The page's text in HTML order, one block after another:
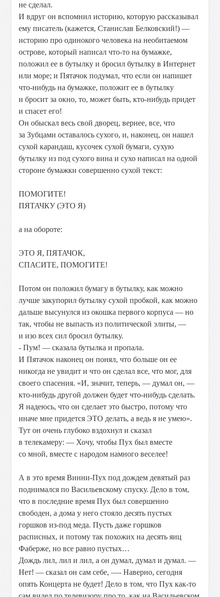
не сделал.
И вдруг он вспомнил историю, которую рассказывал
ему писатель (кажется, Станислав Белковский!) —
историю про одинокого человека на необитаемом
острове, который написал что-то на бумажке,
положил ее в бутылку и бросил бутылку в Интернет
или море; и Пятачок подумал, что если он напишет
что-нибудь на бумажке, положит ее в бутылку
и бросит за окно, то, может быть, кто-нибудь придет
и спасет его!
Он обыскал весь свой дворец, вернее, все, что
за Зубцами оставалось сухого, и, наконец, он нашел
сухой карандаш, кусочек сухой бумаги, сухую
бутылку из под сухого вина и сухо написал на одной
стороне бумажки совершенно сухой текст:
ПОМОГИТЕ!
ПЯТАЧКУ (ЭТО Я)
а на обороте:
ЭТО Я, ПЯТАЧОК,
СПАСИТЕ, ПОМОГИТЕ!
Потом он положил бумагу в бутылку, как можно
лучше закупорил бутылку сухой пробкой, как можно
дальше высунулся из окошка первого корпуса — но
так, чтобы не выпасть из политической элиты, —
и изо всех сил бросил бутылку.
- Пум! — сказала бутылка и пропала.
И Пятачок наконец он понял, что больше он ее
никогда не увидит и что он сделал все, что мог, для
своего спасения. «И, значит, теперь, — думал он, —
кто-нибудь другой должен будет что-нибудь сделать.
Я надеюсь, что он сделает это быстро, потому что
иначе мне придется ЭТО делать, а ведь я не умею».
Тут он очень глубоко вздохнул и сказал
в телекамеру: — Хочу, чтобы Пух был вместе
со мной, вместе с народом намного веселее!
А в это время Винни-Пух под дождем девятый раз
поднимался по Васильевскому спуску. Дело в том,
что в последние время Пух был совершенно
свободен, а дома у него стояло десять пустых
горшков из-под меда. Пусть даже горшков
расписных, и потому так похожих на десять яиц
Фаберже, но все равно пустых…
Дождь лил, лил и лил, а он думал, думал и думал. —
Нет! — сказал он сам себе, —- Наверно, сегодня
опять Концерта не будет! Дело в том, что Пух как-то